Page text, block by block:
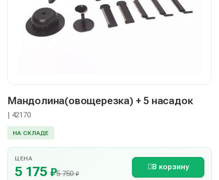
Мандолина(овощерезка) + 5 насадок
| 42170
НА СКЛАДЕ
ЦЕНА
5 175 ₽5 750₽
В корзину